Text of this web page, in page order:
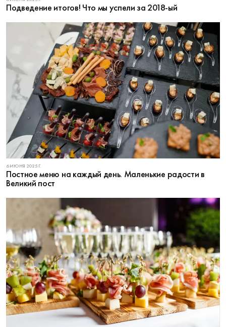
Подведение итогов! Что мы успели за 2018-ый
6 ИЮНЯ 2025 Г.
Постное меню на каждый день. Маленькие радости в
Великий пост